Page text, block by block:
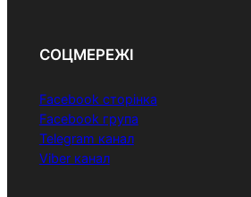
СОЦМЕРЕЖІ
Facebook сторінка
Facebook група
Telegram канал
Viber канал